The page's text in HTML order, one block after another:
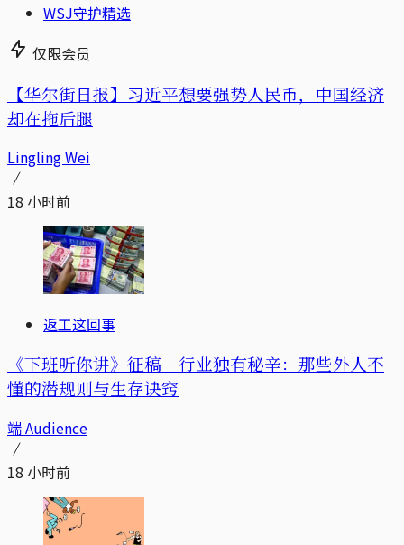
WSJ守护精选
仅限会员
【华尔街日报】习近平想要强势人民币，中国经济
却在拖后腿
Lingling Wei
18 小时前
返工这回事
《下班听你讲》征稿｜行业独有秘辛：那些外人不
懂的潜规则与生存诀窍
端 Audience
18 小时前